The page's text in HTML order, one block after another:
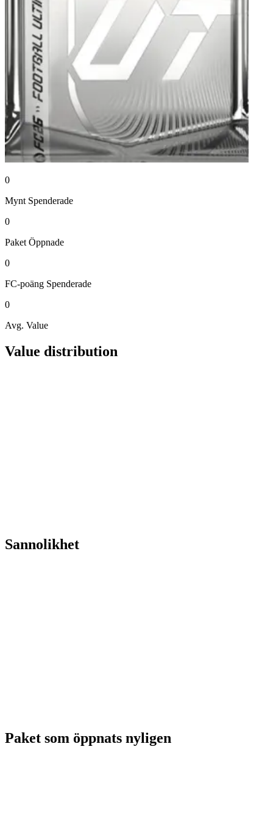
0
Mynt Spenderade
0
Paket Öppnade
0
FC-poäng Spenderade
0
Avg. Value
Value distribution
Sannolikhet
Paket som öppnats nyligen